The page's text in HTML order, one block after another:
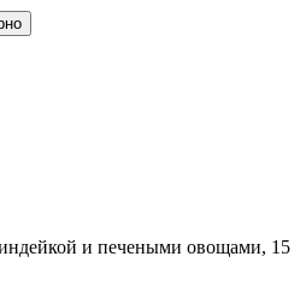
и печеными овощами, 15